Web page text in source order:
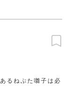
るねぷた囃子は必